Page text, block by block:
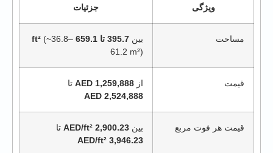
ویژگی جزئیات
مساحت بین 395.7 تا 659.1 ft²
(~36.8–
61.2 m²)
قیمت از 1,259,888 AED
تا
2,524,888 AED
قیمت هر فوت مربع بین 2,900.23 AED/ft²
تا
3,946.23 AED/ft²